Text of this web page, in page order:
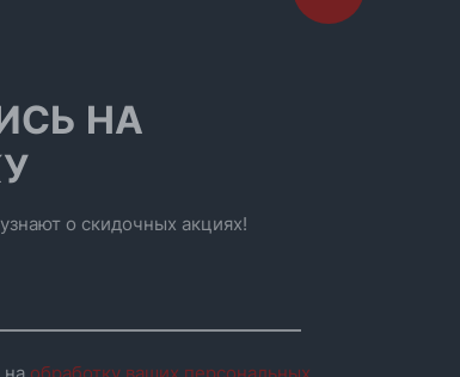
НА
о скидочных акциях!
на обработку ваших персональных